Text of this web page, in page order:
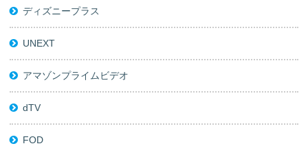
ディズニープラス
UNEXT
アマゾンプライムビデオ
dTV
FOD